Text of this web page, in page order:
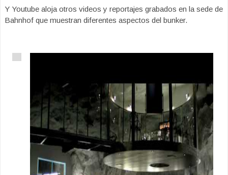
Y Youtube aloja otros videos y reportajes grabados en la sede de
Bahnhof que muestran diferentes aspectos del bunker.